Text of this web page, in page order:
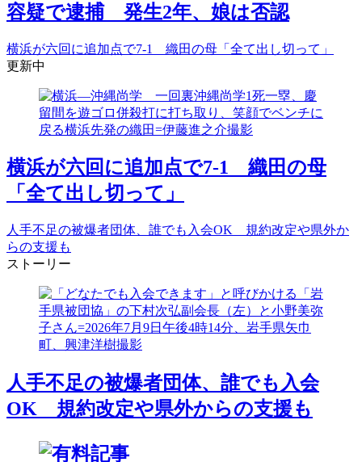
容疑で逮捕 発生2年、娘は否認
横浜が六回に追加点で7-1 織田の母「全て出し切って」
更新中
横浜が六回に追加点で7-1 織田の母
「全て出し切って」
人手不足の被爆者団体、誰でも入会OK 規約改定や県外か
らの支援も
ストーリー
人手不足の被爆者団体、誰でも入会
OK 規約改定や県外からの支援も